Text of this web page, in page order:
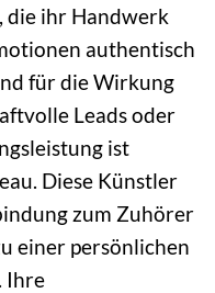
die ihr Handwerk
authentisch
für die Wirkung
Leads oder
ist
Diese Künstler
zum Zuhörer
einer persönlichen
Ihre